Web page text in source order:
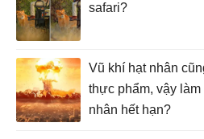
safari?
Vũ khí hạt nhân
thực phẩm, vậy
nhân hết hạn?